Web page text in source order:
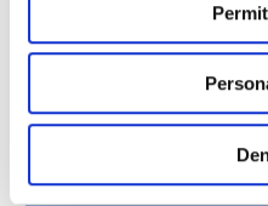
1º
Líderes en el
mercado